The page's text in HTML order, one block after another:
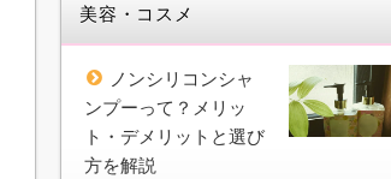
美容・コスメ
ノンシリコンシャ
ンプーって？メリッ
ト・デメリットと選び
方を解説